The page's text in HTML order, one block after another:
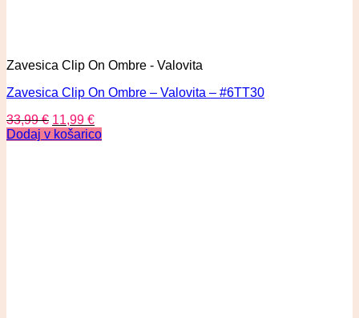
Zavesica Clip On Ombre - Valovita
Zavesica Clip On Ombre – Valovita – #6TT30
33,99€ 11,99 €
Dodaj v košarico